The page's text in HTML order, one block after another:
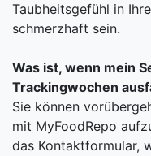
Taubheitsgefühl in
schmerzhaft sein.
Was ist, wenn mein
Trackingwochen
Sie können
mit MyFoodRepo
das Kontaktformular,